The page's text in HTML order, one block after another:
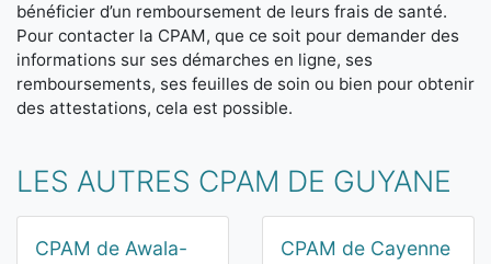
bénéficier d’un remboursement de leurs frais de santé.
Pour contacter la CPAM, que ce soit pour demander des
informations sur ses démarches en ligne, ses
remboursements, ses feuilles de soin ou bien pour obtenir
des attestations, cela est possible.
LES AUTRES CPAM DE GUYANE
CPAM de Awala-
CPAM de Cayenne